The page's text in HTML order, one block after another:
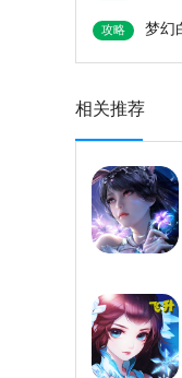
攻略 梦幻
相关推荐